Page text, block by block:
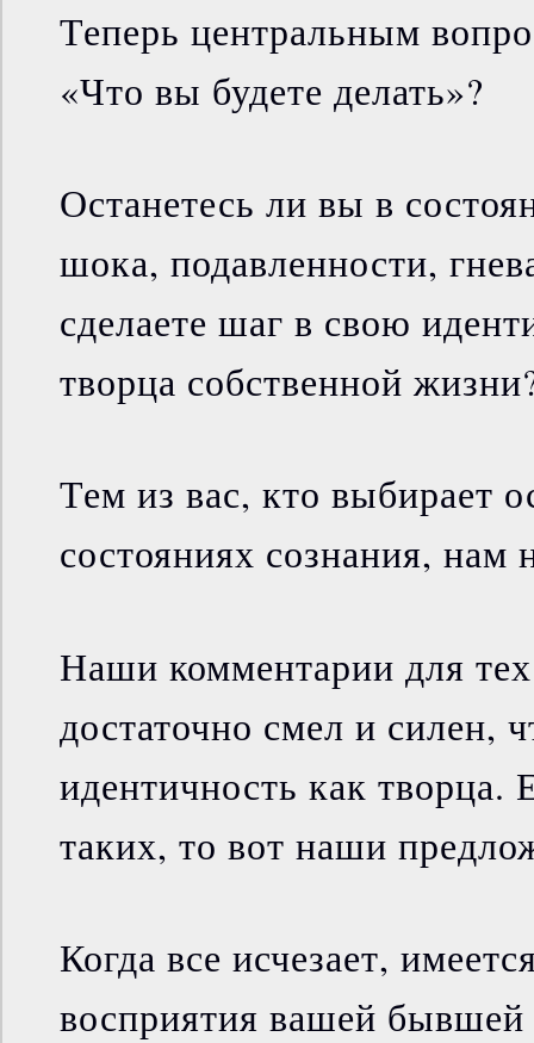
Теперь центральным
«Что вы будете делать»?
Останетесь ли вы в
шока, подавленности,
сделаете шаг в свою
творца собственной
Тем из вас, кто выбирает
состояниях сознания, нам
Наши комментарии для
достаточно смел и силен,
идентичность как творца.
таких, то вот наши
Когда все исчезает,
восприятия вашей бывшей